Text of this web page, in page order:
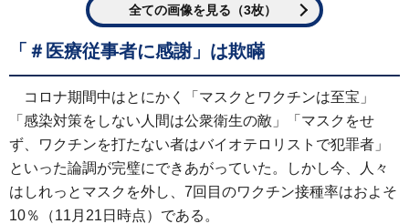
全ての画像を見る（3枚）
「＃医療従事者に感謝」は欺瞞
コロナ期間中はとにかく「マスクとワクチンは至宝」
「感染対策をしない人間は公衆衛生の敵」「マスクをせ
ず、ワクチンを打たない者はバイオテロリストで犯罪者」
といった論調が完璧にできあがっていた。しかし今、人々
はしれっとマスクを外し、7回目のワクチン接種率はおよそ
10％（11月21日時点）である。